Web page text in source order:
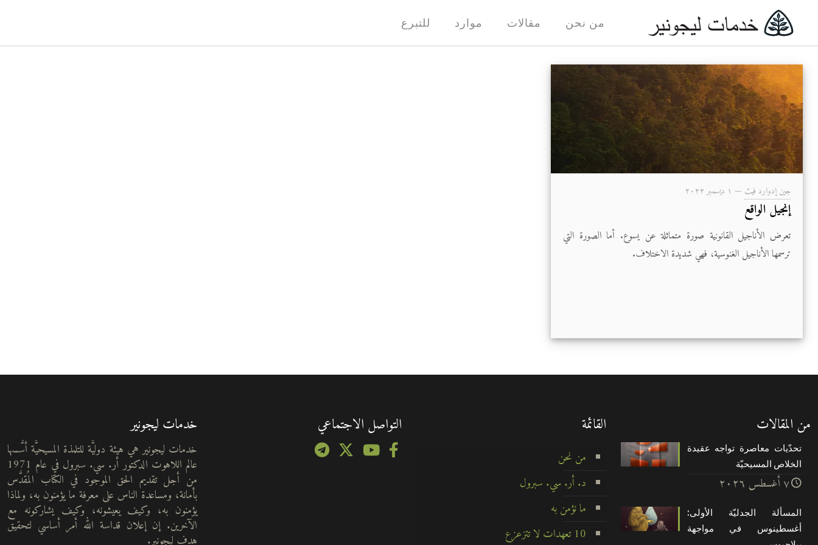
من نحن مقالات موارد للتبرع
جين إدوارد فيث — ۱ ديسمبر ۲۰۲۲
إنجيل الواقع
تعرض الأناجيل القانونية صورة متماثلة عن يسوع. أما الصورة التي
ترسمها الأناجيل الغنوسية، فهي شديدة الاختلاف.
من المقالات
تحدّيات معاصرة تواجه عقيدة
الخلاص المسيحيّة
۷ أغسطس ۲۰۲٦
المسألة الجدليّة الأولى:
أغسطينوس في مواجهة
القائمة
من نحن
د. أر. سي. سبرول
ما نؤمن به
10 تعهدات لا تتزعزع
التواصل الاجتماعي خدمات ليجونير
خدمات ليجونير هي هيئة دوليَّة للتلمذة المسيحيَّة أسَّسها
عالم اللاهوت الدكتور أر. سي. سبرول في عام 1971
من أجل تقديم الحق الموجود في الكتاب المُقدَّس
بأمانة، ومساعدة الناس على معرفة ما يؤمنون به، ولماذا
يؤمنون به، وكيف يعيشونه، وكيف يشاركونه مع
الآخرين. إن إعلان قداسة الله أمر أساسي لتحقيق
هدف ليجونير.